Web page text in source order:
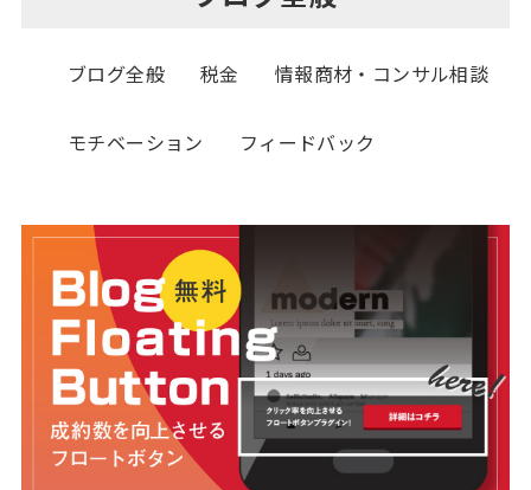
ブログ全般 税金 情報商材・コンサル相談
モチベーション フィードバック